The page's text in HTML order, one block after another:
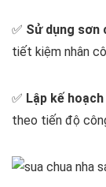
✅ Sử dụng
tiết kiệm nhân
✅ Lập kế
theo tiến độ